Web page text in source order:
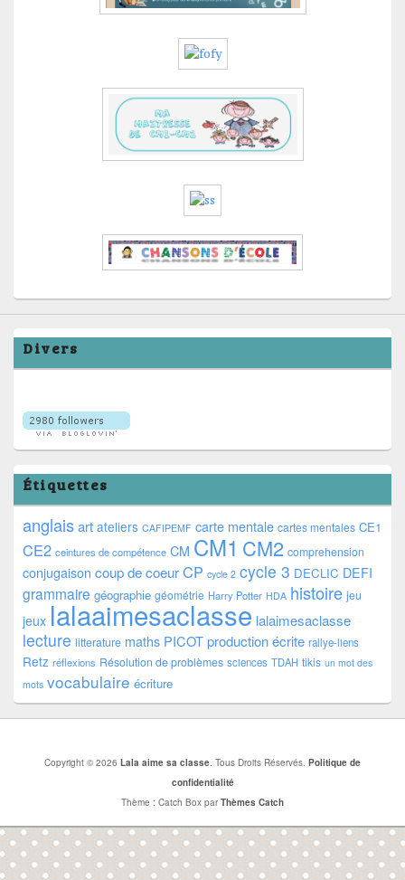
Divers
Étiquettes
anglaisart ateliers CAFIPEMF carte mentale cartes mentales CE1
CE2 ceintures de compétence CM CM1 CM2 comprehension
conjugaison coup de coeurCP cycle 2 cycle 3 DECLIC DEFI
grammaire géographie géométrie Harry Potter HDA histoire jeu
jeux lalaaimesaclasse lalaimesaclasse
lecture litterature maths PICOTproduction écrite rallye-liens
Retz réflexions Résolution de problèmes sciences TDAH tikis un mot des
mots vocabulaire écriture
Copyright © 2026 Lala aime sa classe. Tous Droits Réservés. Politique de
confidentialité
Thème : Catch Box parThèmes Catch